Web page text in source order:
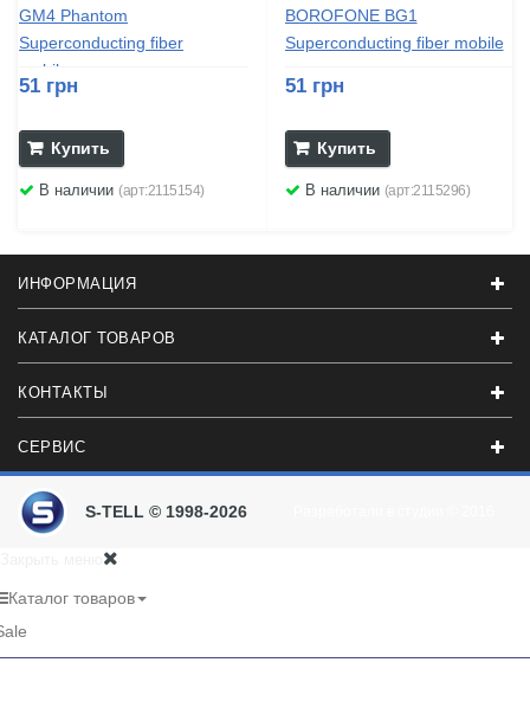
GM4 Phantom
Superconducting fiber
mobile...
51 грн
Купить
В наличии (арт:2115154)
BOROFONE BG1
Superconducting fiber mobile
51 грн
Купить
В наличии (арт:2115296)
ИНФОРМАЦИЯ
КАТАЛОГ ТОВАРОВ
КОНТАКТЫ
СЕРВИС
S-TELL © 1998-2026
Каталог товаров